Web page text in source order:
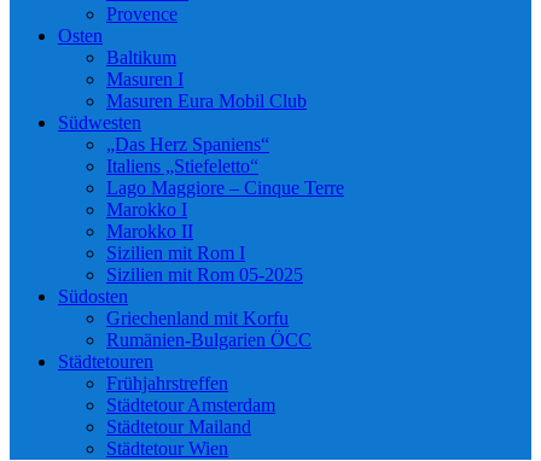
Provence
Osten
Baltikum
Masuren I
Masuren Eura Mobil Club
Südwesten
„Das Herz Spaniens“
Italiens „Stiefeletto“
Lago Maggiore – Cinque Terre
Marokko I
Marokko II
Sizilien mit Rom I
Sizilien mit Rom 05-2025
Südosten
Griechenland mit Korfu
Rumänien-Bulgarien ÖCC
Städtetouren
Frühjahrstreffen
Städtetour Amsterdam
Städtetour Mailand
Städtetour Wien